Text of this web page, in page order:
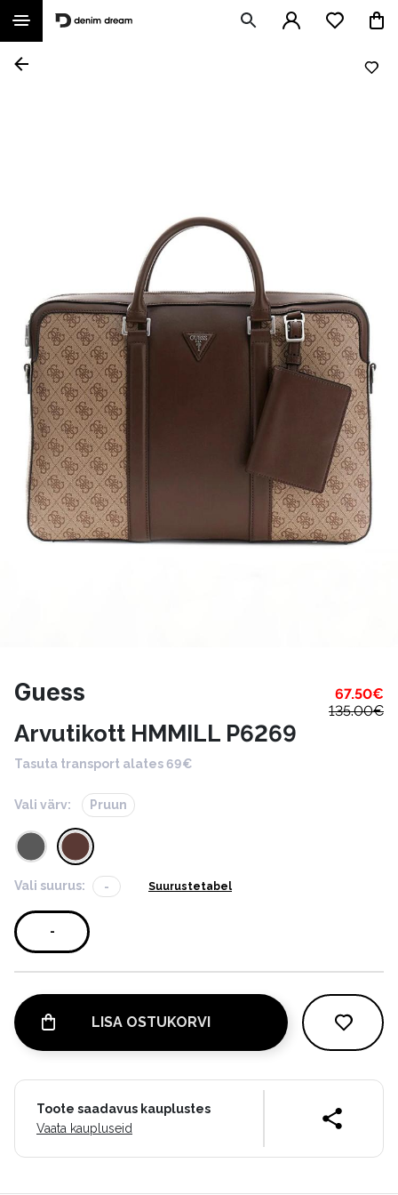
Guess 67.50€
135.00€
Arvutikott HMMILL P6269
Tasuta transport alates 69€
Vali värv: Pruun
Vali suurus: - Suurustetabel
-
LISA OSTUKORVI
Toote saadavus kauplustes
Vaata kaupluseid